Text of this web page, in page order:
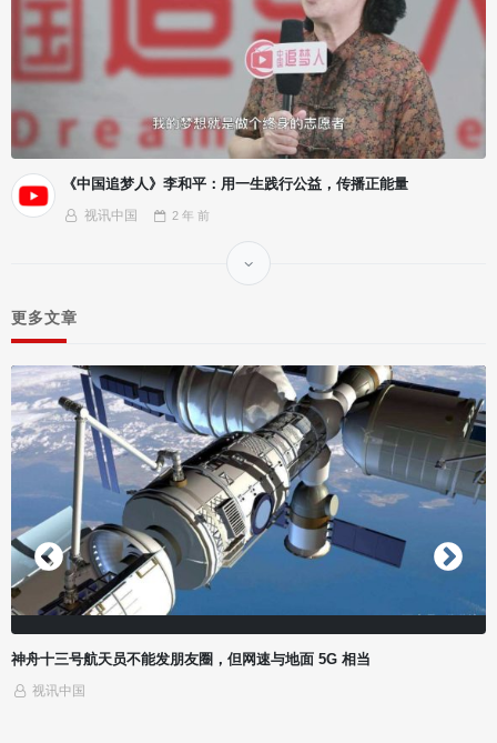
《中国追梦人》李和平：用一生践行公益，传播正能量
视讯中国 2 年 前
更多文章
丰田 GR Yaris 氢燃料发动机原型车官图公布，可直接烧氢气